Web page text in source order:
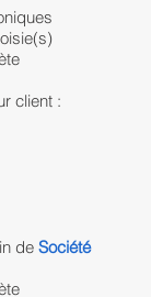
client :
de Société